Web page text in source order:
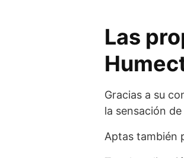
Las
Gracias a su
la sensación
Aptas también